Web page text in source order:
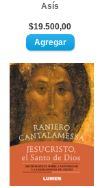
Asís
$19.500,00